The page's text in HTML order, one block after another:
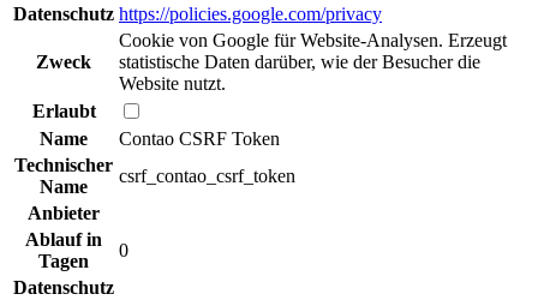
Datenschutz https://policies.google.com/privacy
Zweck
Cookie von Google für Website-Analysen. Erzeugt
statistische Daten darüber, wie der Besucher die
Website nutzt.
Erlaubt
Name
Contao CSRF Token
Technischer
Name
csrf_contao_csrf_token
Anbieter
Ablauf in
Tagen
0
Datenschutz